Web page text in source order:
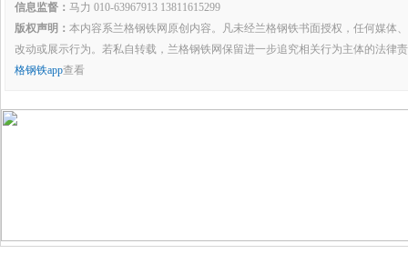
信息监督： 马力 010-63967913 13811615299
版权声明： 本内容系兰格钢铁网原创内容。凡未经兰格钢铁书面授权，任何媒体
改动或展示行为。若私自转载，兰格钢铁网保留进一步追究相关行为主体的法律
格钢铁app查看